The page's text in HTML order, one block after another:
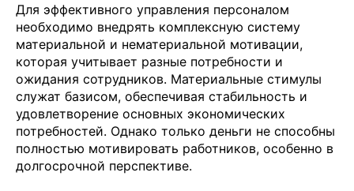
Для эффективного управления персоналом
необходимо внедрять комплексную систему
материальной и нематериальной мотивации,
которая учитывает разные потребности и
ожидания сотрудников. Материальные стимулы
служат базисом, обеспечивая стабильность и
удовлетворение основных экономических
потребностей. Однако только деньги не способны
полностью мотивировать работников, особенно в
долгосрочной перспективе.